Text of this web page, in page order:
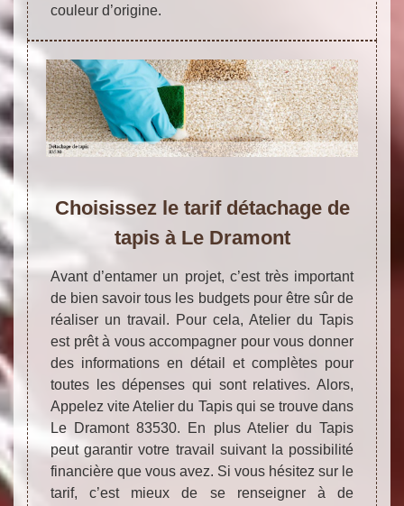
couleur d’origine.
Choisissez le tarif détachage de
tapis à Le Dramont
Avant d’entamer un projet, c’est très important
de bien savoir tous les budgets pour être sûr de
réaliser un travail. Pour cela, Atelier du Tapis
est prêt à vous accompagner pour vous donner
des informations en détail et complètes pour
toutes les dépenses qui sont relatives. Alors,
Appelez vite Atelier du Tapis qui se trouve dans
Le Dramont 83530. En plus Atelier du Tapis
peut garantir votre travail suivant la possibilité
financière que vous avez. Si vous hésitez sur le
tarif, c’est mieux de se renseigner à de